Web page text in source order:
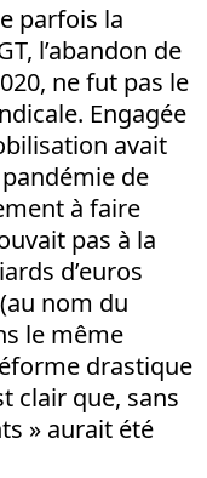
parfois la
l’abandon de
ne fut pas le
Engagée
avait
de
à faire
pas à la
d’euros
nom du
le même
drastique
clair que, sans
» aurait été